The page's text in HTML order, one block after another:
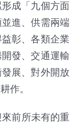
成「九個方面
進、供需兩端
彰、各類企業
發、交通運輸
展、對外開放
作。
前所未有的重